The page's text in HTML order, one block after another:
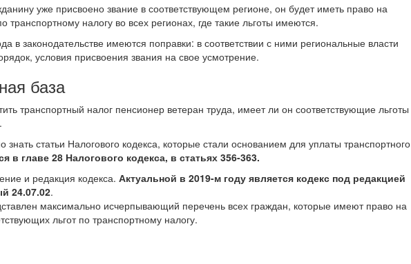
уже присвоено звание в соответствующем регионе, он будет иметь право на
транспортному налогу во всех регионах, где такие льготы имеются.
в законодательстве имеются поправки: в соответствии с ними региональные власти
условия присвоения звания на свое усмотрение.
база
транспортный налог пенсионер ветеран труда, имеет ли он соответствующие льготы
статьи Налогового кодекса, которые стали основанием для уплаты транспортного
в главе 28 Налогового кодекса, в статьях 356-363.
и редакция кодекса. Актуальной в 2019-м году является кодекс под редакцией
24.07.02.
максимально исчерпывающий перечень всех граждан, которые имеют право на
льгот по транспортному налогу.